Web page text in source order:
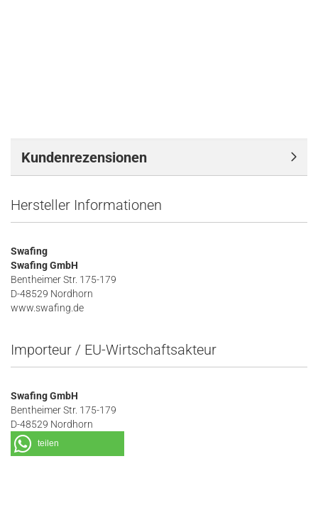
Kundenrezensionen
Hersteller Informationen
Swafing
Swafing GmbH
Bentheimer Str. 175-179
D-48529 Nordhorn
www.swafing.de
Importeur / EU-Wirtschaftsakteur
Swafing GmbH
Bentheimer Str. 175-179
D-48529 Nordhorn
teilen